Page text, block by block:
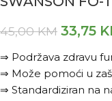
45,00KM 33,75
⇒ Podržava zdravu
⇒ Može pomoći u
⇒ Standardiziran na